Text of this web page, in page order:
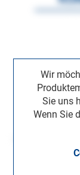
Wir
Sie uns
Wenn Sie